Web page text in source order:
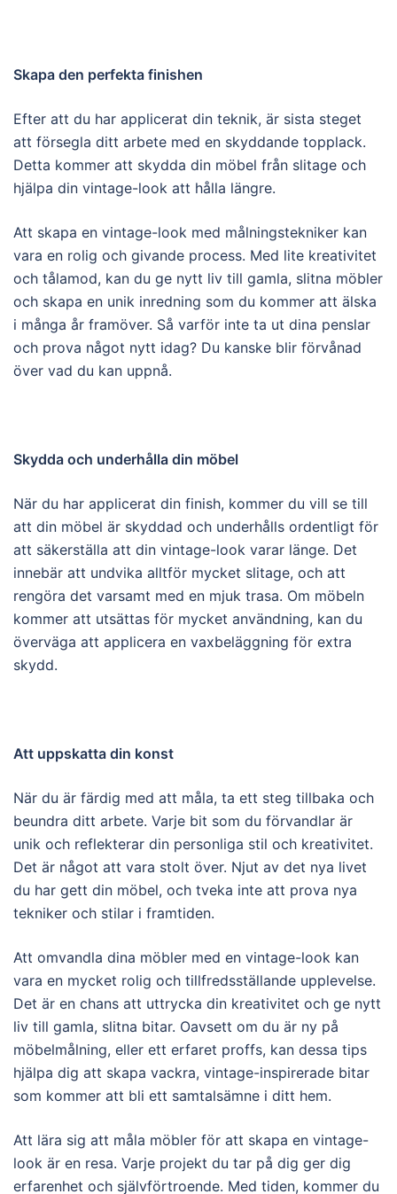
Skapa den perfekta finishen
Efter att du har applicerat din teknik, är sista steget
att försegla ditt arbete med en skyddande topplack.
Detta kommer att skydda din möbel från slitage och
hjälpa din vintage-look att hålla längre.
Att skapa en vintage-look med målningstekniker kan
vara en rolig och givande process. Med lite kreativitet
och tålamod, kan du ge nytt liv till gamla, slitna möbler
och skapa en unik inredning som du kommer att älska
i många år framöver. Så varför inte ta ut dina penslar
och prova något nytt idag? Du kanske blir förvånad
över vad du kan uppnå.
Skydda och underhålla din möbel
När du har applicerat din finish, kommer du vill se till
att din möbel är skyddad och underhålls ordentligt för
att säkerställa att din vintage-look varar länge. Det
innebär att undvika alltför mycket slitage, och att
rengöra det varsamt med en mjuk trasa. Om möbeln
kommer att utsättas för mycket användning, kan du
överväga att applicera en vaxbeläggning för extra
skydd.
Att uppskatta din konst
När du är färdig med att måla, ta ett steg tillbaka och
beundra ditt arbete. Varje bit som du förvandlar är
unik och reflekterar din personliga stil och kreativitet.
Det är något att vara stolt över. Njut av det nya livet
du har gett din möbel, och tveka inte att prova nya
tekniker och stilar i framtiden.
Att omvandla dina möbler med en vintage-look kan
vara en mycket rolig och tillfredsställande upplevelse.
Det är en chans att uttrycka din kreativitet och ge nytt
liv till gamla, slitna bitar. Oavsett om du är ny på
möbelmålning, eller ett erfaret proffs, kan dessa tips
hjälpa dig att skapa vackra, vintage-inspirerade bitar
som kommer att bli ett samtalsämne i ditt hem.
Att lära sig att måla möbler för att skapa en vintage-
look är en resa. Varje projekt du tar på dig ger dig
erfarenhet och självförtroende. Med tiden, kommer du